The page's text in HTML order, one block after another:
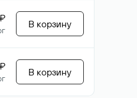
В корзину
В корзину